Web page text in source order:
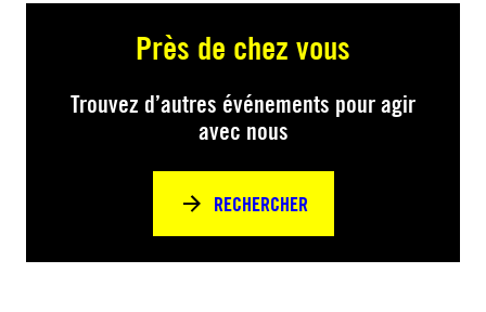
Près de chez vous
Trouvez d’autres événements pour agir
avec nous
RECHERCHER